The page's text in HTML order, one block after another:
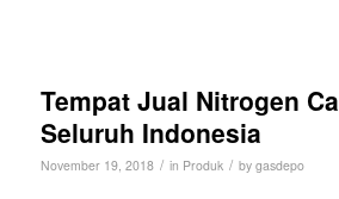
Tempat Jual Nitrogen
Seluruh Indonesia
November 19, 2018 / in Produk / by gasdepo